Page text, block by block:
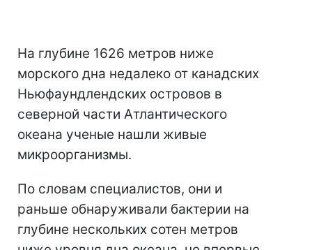
На глубине 1626 метров ниже
морского дна недалеко от канадских
Ньюфаундлендских островов в
северной части Атлантического
океана ученые нашли живые
микроорганизмы.
По словам специалистов, они и
раньше обнаруживали бактерии на
глубине нескольких сотен метров